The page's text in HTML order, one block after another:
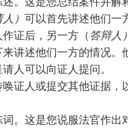
） 可以首先讲述他们一
证后，另一方（答辩人）
讲述他们一方的情况。
人可以向证人提问。
证人或提交其他证据，
。这是您说服法官作出